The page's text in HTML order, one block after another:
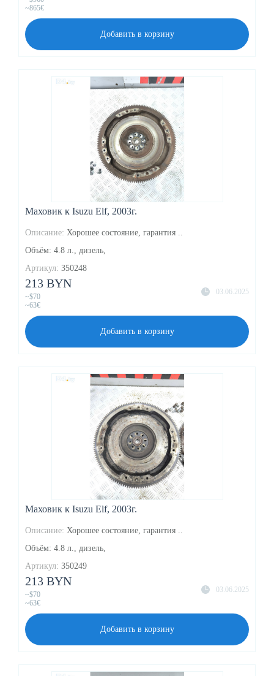
~865€
Добавить в корзину
Маховик к Isuzu Elf, 2003г.
Описание: Хорошее состояние, гарантия ..
Объём: 4.8 л., дизель,
Артикул: 350248
03.06.2025
213 BYN
~$70
~63€
Добавить в корзину
Маховик к Isuzu Elf, 2003г.
Описание: Хорошее состояние, гарантия ..
Объём: 4.8 л., дизель,
Артикул: 350249
03.06.2025
213 BYN
~$70
~63€
Добавить в корзину